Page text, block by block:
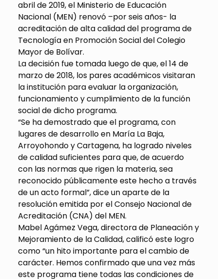
abril de 2019, el Ministerio de Educación
Nacional (MEN) renovó –por seis años- la
acreditación de alta calidad del programa de
Tecnología en Promoción Social del Colegio
Mayor de Bolívar.
La decisión fue tomada luego de que, el 14 de
marzo de 2018, los pares académicos visitaran
la institución para evaluar la organización,
funcionamiento y cumplimiento de la función
social de dicho programa.
“Se ha demostrado que el programa, con
lugares de desarrollo en María La Baja,
Arroyohondo y Cartagena, ha logrado niveles
de calidad suficientes para que, de acuerdo
con las normas que rigen la materia, sea
reconocido públicamente este hecho a través
de un acto formal”, dice un aparte de la
resolución emitida por el Consejo Nacional de
Acreditación (CNA) del MEN.
Mabel Agámez Vega, directora de Planeación y
Mejoramiento de la Calidad, calificó este logro
como “un hito importante para el cambio de
carácter. Hemos confirmado que una vez más
este programa tiene todas las condiciones de